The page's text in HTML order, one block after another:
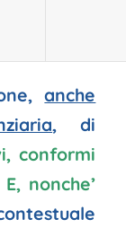
anche
, di
conformi
nonche’